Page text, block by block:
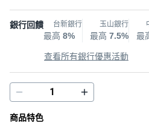
銀行回饋 台新銀行
最高 8%
玉山銀行
最高 7.5% 最
查看所有銀行優惠活動
商品特色